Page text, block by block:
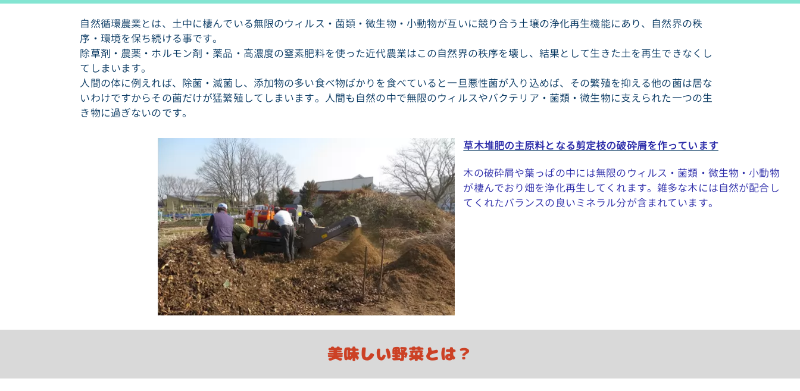
自然循環農業とは、土中に棲んでいる無限のウィルス・菌類・微生物・小動物が互いに競り合う土壌の浄化再生機能にあり、自然界の秩
序・環境を保ち続ける事です。
除草剤・農薬・ホルモン剤・薬品・高濃度の窒素肥料を使った近代農業はこの自然界の秩序を壊し、結果として生きた土を再生できなくし
てしまいます。
人間の体に例えれば、除菌・滅菌し、添加物の多い食べ物ばかりを食べていると一旦悪性菌が入り込めば、その繁殖を抑える他の菌は居な
いわけですからその菌だけが猛繁殖してしまいます。人間も自然の中で無限のウィルスやバクテリア・菌類・微生物に支えられた一つの生
き物に過ぎないのです。
草木堆肥の主原料となる剪定枝の破砕屑を作っています
木の破砕屑や葉っぱの中には無限のウィルス・菌類・微生物・小動物
が棲んでおり畑を浄化再生してくれます。雑多な木には自然が配合し
てくれたバランスの良いミネラル分が含まれています。
美味しい野菜とは？